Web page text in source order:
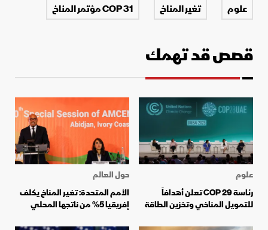
علوم تغير المناخ COP 31 مؤتمر المناخ
قصص قد تهمك
علوم
رئاسة COP 29 تعلن أهدافاً
للتمويل المناخي وتخزين الطاقة
حول العالم
الأمم المتحدة: تغير المناخ يكلف
إفريقيا 5% من ناتجها المحلي